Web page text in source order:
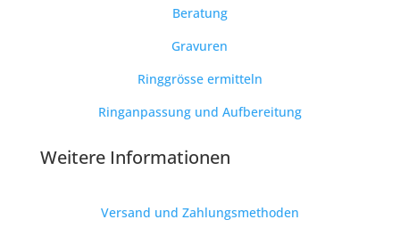
Beratung
Gravuren
Ringgrösse ermitteln
Ringanpassung und Aufbereitung
Weitere Informationen
Versand und Zahlungsmethoden